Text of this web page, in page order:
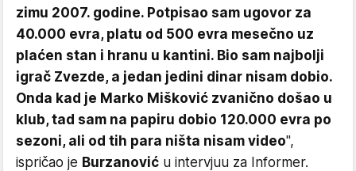
zimu 2007. godine. Potpisao sam ugovor za
40.000 evra, platu od 500 evra mesečno uz
plaćen stan i hranu u kantini. Bio sam najbolji
igrač Zvezde, a jedan jedini dinar nisam dobio.
Onda kad je Marko Mišković zvanično došao u
klub, tad sam na papiru dobio 120.000 evra po
sezoni, ali od tih para ništa nisam video",
ispričao je Burzanović u intervjuu za Informer.